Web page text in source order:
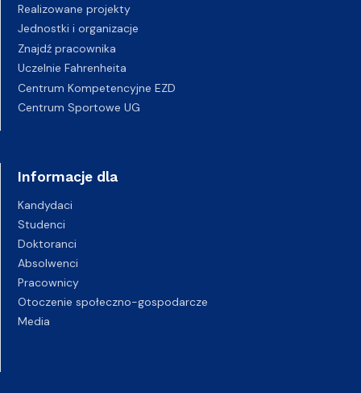
Realizowane projekty
Jednostki i organizacje
Znajdź pracownika
Uczelnie Fahrenheita
Centrum Kompetencyjne EZD
Centrum Sportowe UG
Informacje dla
Kandydaci
Studenci
Doktoranci
Absolwenci
Pracownicy
Otoczenie społeczno-gospodarcze
Media